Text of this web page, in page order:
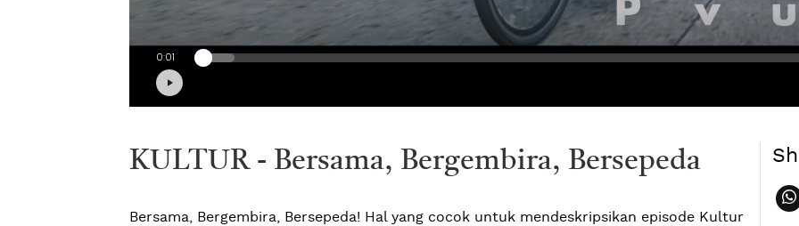
KULTUR - Bersama, Bergembira, Bersepeda
Bersama, Bergembira, Bersepeda! Hal yang cocok untuk mendeskripsikan episode Kultur